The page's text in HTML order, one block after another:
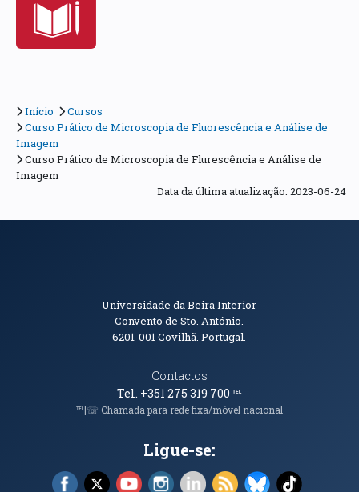
Início
Cursos
Curso Prático de Microscopia de Fluorescência e Análise de
Imagem
Curso Prático de Microscopia de Flurescência e Análise de
Imagem
Data da última atualização: 2023-06-24
Informações de Contacto
Universidade da Beira Interior
Convento de Sto. António.
6201-001Covilhã. Portugal.
Contactos
Tel. +351 275 319 700℡
℡|☏ Chamada para rede fixa/móvel nacional
Ligue-se:
Facebook (abre em nova janela)
X (abre em nova janela)
YouTube (abre em nova janela)
Instagram (abre em nova janela)
LinkedIn (abre em nova
RSS (abre em nova
Bluesky (abre
TikTok